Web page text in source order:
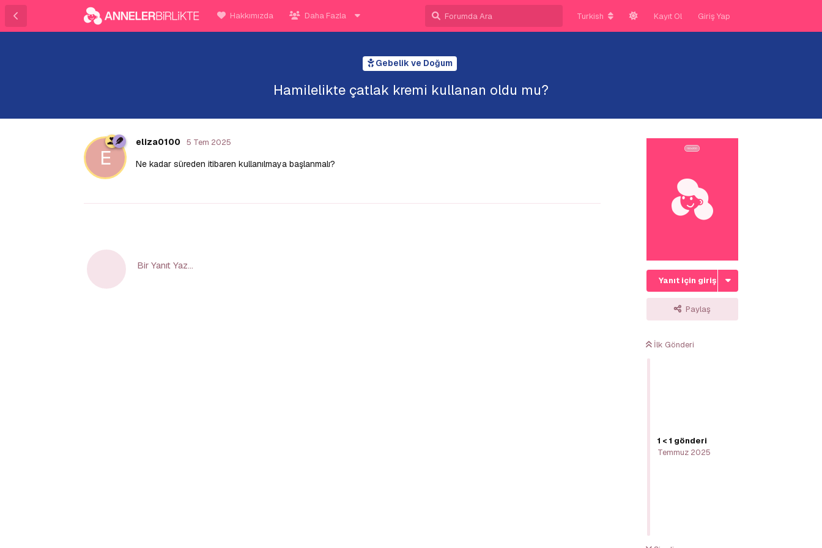
Hakkımızda Daha Fazla Turkish Kayıt Ol Giriş Yap
Gebelik ve Doğum
Hamilelikte çatlak kremi kullanan oldu mu?
Yanıt için giriş yap
Paylaş
İlk Gönderi
1 < 1 gönderi
Temmuz 2025
E
eliza0100 5 Tem 2025
Ne kadar süreden itibaren kullanılmaya başlanmalı?
Bir Yanıt Yaz...